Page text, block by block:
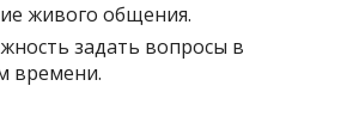
живого общения.
задать вопросы в
времени.